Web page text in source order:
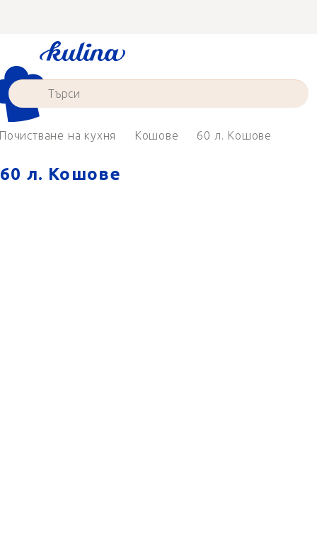
съдържанието
на кухня Кошове 60 л. Кошове
60 л. Кошове